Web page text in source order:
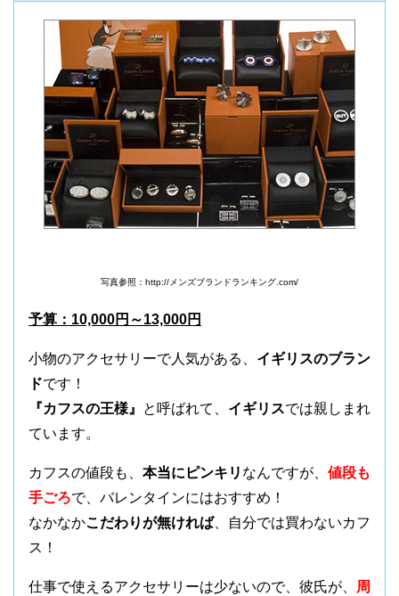
写真参照：http://メンズブランドランキング.com/
予算：10,000円～13,000円
小物のアクセサリーで人気がある、 イギリスのブラン
ドです！
『カフスの王様』
と呼ばれて、 イギリスでは親しまれ
ています。
カフスの値段も、 本当にピンキリ なんですが、 値段も
手ごろで、バレンタインにはおすすめ！
なかなかこだわりが無ければ、自分では買わないカフ
ス！
仕事で使えるアクセサリーは少ないので、彼氏が、
周